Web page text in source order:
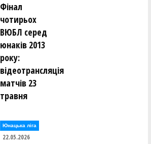
Фінал
чотирьох
ВЮБЛ серед
юнаків 2013
року:
відеотрансляція
матчів 23
травня
Юнацька ліга
22.05.2026